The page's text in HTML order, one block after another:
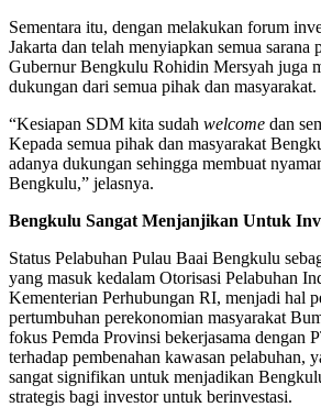
Sementara itu, dengan melakukan forum
Jakarta dan telah menyiapkan semua sarana
Gubernur Bengkulu Rohidin Mersyah juga
dukungan dari semua pihak dan masyarakat.
“Kesiapan SDM kita sudah welcome dan
Kepada semua pihak dan masyarakat
adanya dukungan sehingga membuat
Bengkulu,” jelasnya.
Bengkulu Sangat Menjanjikan Untuk
Status Pelabuhan Pulau Baai Bengkulu
yang masuk kedalam Otorisasi Pelabuhan
Kementerian Perhubungan RI, menjadi hal
pertumbuhan perekonomian masyarakat
fokus Pemda Provinsi bekerjasama dengan
terhadap pembenahan kawasan pelabuhan,
sangat signifikan untuk menjadikan
strategis bagi investor untuk berinvestasi.